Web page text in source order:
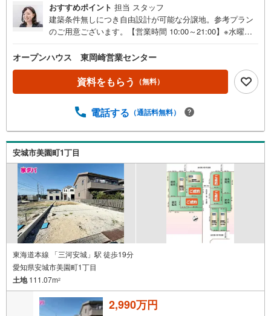
おすすめポイント 担当 スタッフ
建築条件無しにつき自由設計が可能な分譲地。参考プラン
のご用意ございます。【営業時間 10:00～21:00】※水曜定
お気軽にご連絡ください！現地を見学される場合は「室
内・現地を見学する（無料）」ボタンよりご希望の日時を
ご記入いただけますとスムーズにご案内が可能です。◎現
地のご案内について・平日や夜遅い時間帯もご案内が可
にご説明いたします。・車でご自宅や最寄り駅等、ご指定
います。◎個別FP相談会 無料物件のご紹介だけでなく住
宅ローン・資金のご相談、まずは家探しについて話を聞き
たいという方も大歓迎です！年間8000棟以上の限定物件を
発表しているオープンハウスだから出会える物件が多数ご
ざいます。ぜひお気軽にご連絡・ご相談ください！※限定物
件:当社のみ、もしくは当社を含めた数社でのみご紹介可能
なオープンハウス・ディベロップメントの物件
オープンハウス 東岡崎営業センター
資料をもらう （無料）
電話する （通話料無料）
安城市美園町1丁目
東海道本線 「三河安城」駅 徒歩19分
愛知県安城市美園町1丁目
土地111.07m2
2,990万円